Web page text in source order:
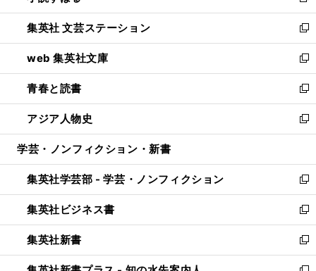
開
く
ウ
ィ
ン
ド
ウ
で
開
く
し
い
ウ
ィ
ン
ド
ウ
で
開
集英社 文芸ステーション
新
し
い
ウ
ィ
ン
ド
ウ
開
く
web 集英社文庫
新
し
い
ウ
ィ
ン
ウ
で
開
く
青春と読書
新
し
い
ウ
ン
ド
ウ
で
開
く
アジア人物史
新
し
ウ
ィ
ン
ド
ウ
で
開
学芸・ノンフィクション・新書
集英社学芸部 - 学芸・ノンフィクション
新
し
い
ウ
ィ
ン
集英社ビジネス書
新
し
い
ウ
集英社新書
新
し